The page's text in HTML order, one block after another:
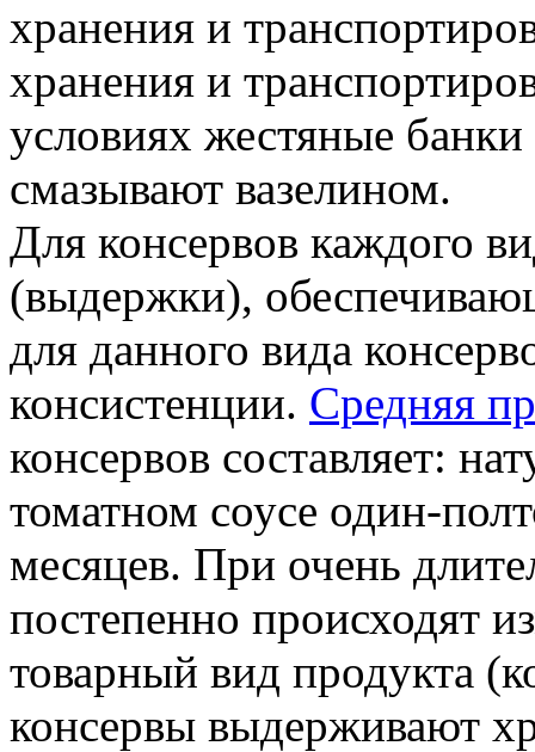
хранения и
хранения и
условиях жестяные
смазывают вазелином.
Для консервов каждого
(выдержки),
для данного вида
консистенции. Средняя
консервов составляет:
томатном соусе один-
месяцев. При очень
постепенно происходят
товарный вид продукта
консервы выдерживают